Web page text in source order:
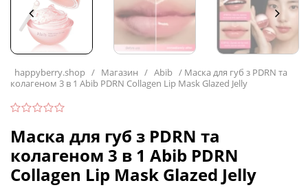
happyberry.shop / Магазин / Abib / Маска для губ з PDRN та
колагеном 3 в 1 Abib PDRN Collagen Lip Mask Glazed Jelly
Маска для губ з PDRN та
колагеном 3 в 1 Abib PDRN
Collagen Lip Mask Glazed Jelly